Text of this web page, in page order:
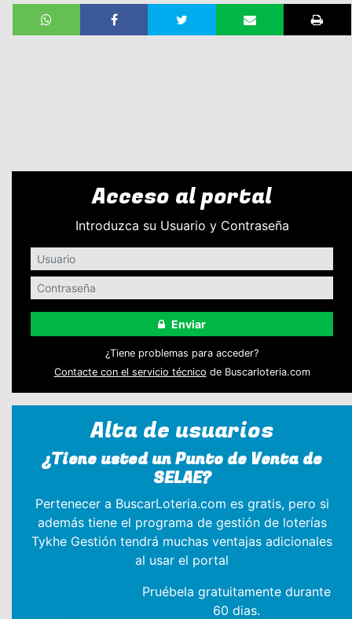
Acceso al portal
Introduzca su Usuario y Contraseña
Enviar
¿Tiene problemas para acceder?
Contacte con el servicio técnico de Buscarloteria.com
Alta de usuarios
¿Tiene usted un Punto de Venta de
SELAE?
Pertenecer a BuscarLoteria.com es gratis, pero si
además tiene el programa de gestión de loterías
Tykhe Gestión tendrá muchas ventajas adicionales
al usar el portal
Pruébela gratuitamente durante
60 dias.